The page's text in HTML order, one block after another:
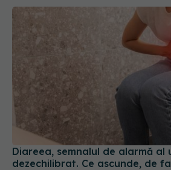
Diareea, semnalul de alarmă al
dezechilibrat. Ce ascunde, de